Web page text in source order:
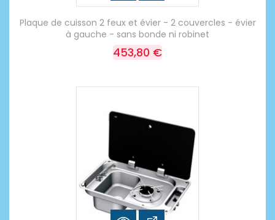
Plaque de cuisson 2 feux et évier - 2 couvercles - évier
à gauche - sans bonde ni robinet
453,80 €